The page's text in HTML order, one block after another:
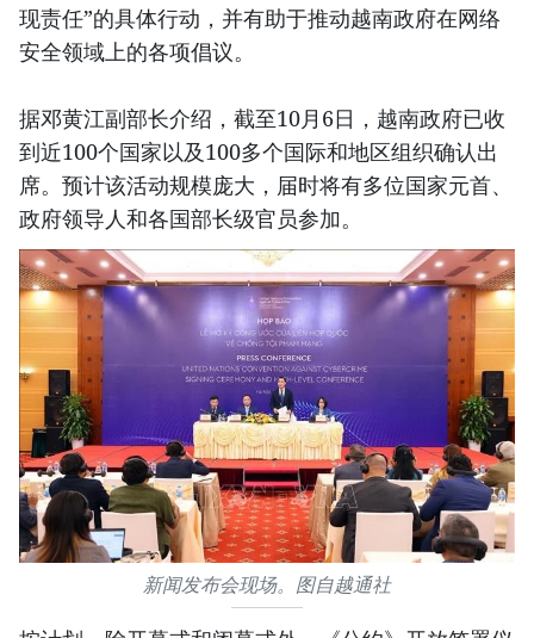
现责任”的具体行动，并有助于推动越南政府在网络
安全领域上的各项倡议。
据邓黄江副部长介绍，截至10月6日，越南政府已收
到近100个国家以及100多个国际和地区组织确认出
席。预计该活动规模庞大，届时将有多位国家元首、
政府领导人和各国部长级官员参加。
新闻发布会现场。图自越通社